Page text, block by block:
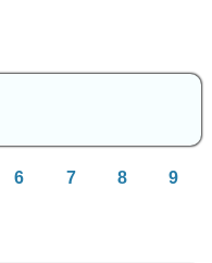
6 7 8 9